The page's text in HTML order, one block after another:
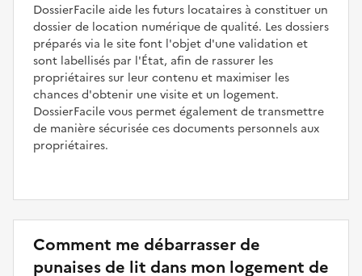
DossierFacile aide les futurs locataires à constituer un
dossier de location numérique de qualité. Les dossiers
préparés via le site font l'objet d'une validation et
sont labellisés par l'État, afin de rassurer les
propriétaires sur leur contenu et maximiser les
chances d'obtenir une visite et un logement.
DossierFacile vous permet également de transmettre
de manière sécurisée ces documents personnels aux
propriétaires.
Comment me débarrasser de
punaises de lit dans mon logement de